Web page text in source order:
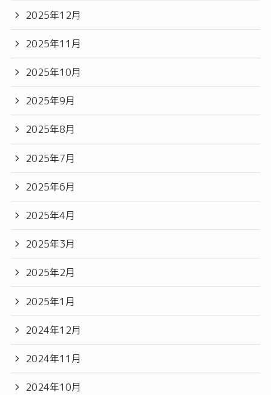
2025年12月
2025年11月
2025年10月
2025年9月
2025年8月
2025年7月
2025年6月
2025年4月
2025年3月
2025年2月
2025年1月
2024年12月
2024年11月
2024年10月